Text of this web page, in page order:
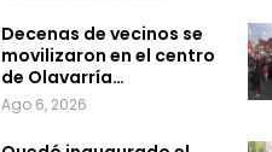
Decenas de vecinos se
movilizaron en el centro
de Olavarría…
Ago 6, 2026